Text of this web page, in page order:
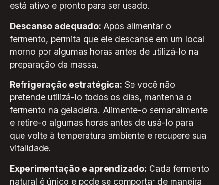
está ativo e pronto para ser usado.
Descanso adequado: Após alimentar o
fermento, permita que ele descanse em um local
morno por algumas horas antes de utilizá-lo na
preparação da massa.
Refrigeração estratégica: Se você não
pretende utilizá-lo todos os dias, mantenha o
fermento na geladeira. Alimente-o semanalmente
e retire-o algumas horas antes de usá-lo para
que volte à temperatura ambiente e recupere sua
vitalidade.
Experimentação e aprendizado: Cada fermento
natural é único e pode se comportar de maneira